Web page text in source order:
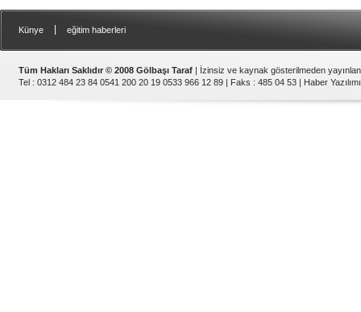
Künye | eğitim haberleri
Tüm Hakları Saklıdır © 2008 Gölbaşı Taraf | İzinsiz ve kaynak gösterilmeden
Tel : 0312 484 23 84 0541 200 20 19 0533 966 12 89 | Faks : 485 04 53 | Haber Yazılımı